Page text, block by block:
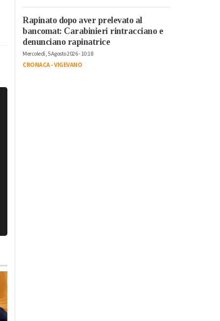
Rapinato dopo aver prelevato al
bancomat: Carabinieri rintracciano e
denunciano rapinatrice
Mercoledì, 5 Agosto 2026 - 10:18
CRONACA-VIGEVANO